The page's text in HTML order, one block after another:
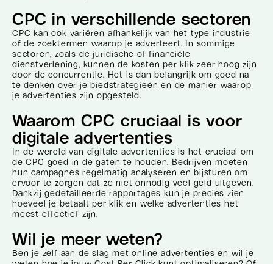
CPC in verschillende sectoren
CPC kan ook variëren afhankelijk van het type industrie
of de zoektermen waarop je adverteert. In sommige
sectoren, zoals de juridische of financiële
dienstverlening, kunnen de kosten per klik zeer hoog zijn
door de concurrentie. Het is dan belangrijk om goed na
te denken over je biedstrategieën en de manier waarop
je advertenties zijn opgesteld.
Waarom CPC cruciaal is voor
digitale advertenties
In de wereld van digitale advertenties is het cruciaal om
de CPC goed in de gaten te houden. Bedrijven moeten
hun campagnes regelmatig analyseren en bijsturen om
ervoor te zorgen dat ze niet onnodig veel geld uitgeven.
Dankzij gedetailleerde rapportages kun je precies zien
hoeveel je betaalt per klik en welke advertenties het
meest effectief zijn.
Wil je meer weten?
Ben je zelf aan de slag met online advertenties en wil je